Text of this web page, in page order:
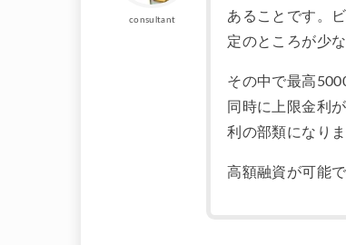
consultant
あることです。
定のところが少
その中で最高
同時に上限金利
利の部類になりま
高額融資が可能